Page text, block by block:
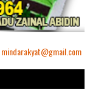
mindarakyat@gmail.com